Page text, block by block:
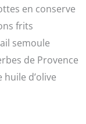
en conserve
frits
semoule
de Provence
huile d’olive